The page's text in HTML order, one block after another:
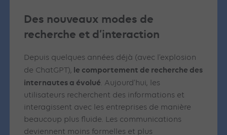
Des nouveaux modes de
recherche et d’interaction
Depuis quelques années déjà (avec l’explosion
de ChatGPT), le comportement de recherche des
internautes a évolué. Aujourd’hui, les
utilisateurs recherchent des informations et
interagissent avec les entreprises de manière
beaucoup plus fluide. Les communications
deviennent moins formelles et plus